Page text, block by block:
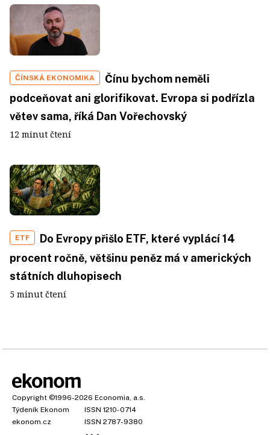
ČÍNSKÁ EKONOMIKA
Čínu bychom neměli
podceňovat ani glorifikovat. Evropa si podřízla
větev sama, říká Dan Vořechovský
12 minut čtení
ETF
Do Evropy přišlo ETF, které vyplácí 14
procent ročně, většinu peněz má v amerických
státních dluhopisech
5 minut čtení
Copyright ©1996-2026 Economia, a.s.
Týdeník Ekonom
ISSN 1210-0714
ekonom.cz
ISSN 2787-9380